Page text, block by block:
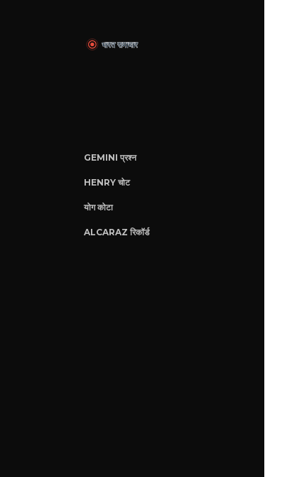
GEMINI प्रश्न
HENRY चोट
योग कोटा
ALCARAZ रिकॉर्ड